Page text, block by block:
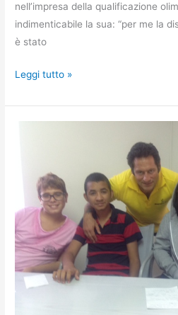
nell’impresa della qualificazione
indimenticabile la sua: “per me la
è stato
Sport,
amicizia:
Gianni
Sasso.
Leggi tutto »